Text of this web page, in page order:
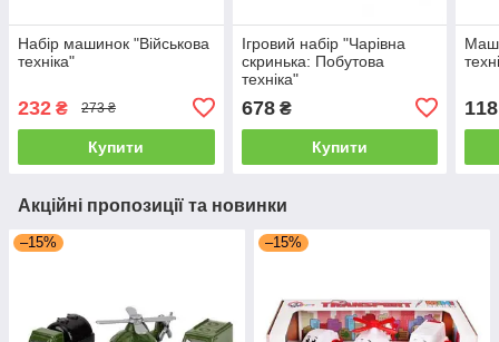
Набір машинок "Військова
техніка"
232 ₴ 273 ₴
Купити
Ігровий набір "Чарівна
скринька: Побутова
техніка"
678₴
Купити
118
Акційні пропозиції та новинки
–15% –15%